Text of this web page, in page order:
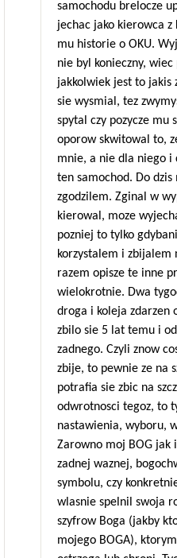
samochodu brelocze
jechac jako kierowca
mu historie o OKU.
nie byl konieczny,
jakkolwiek jest to jakis
sie wysmial, tez
spytal czy pozycze mu
oporow skwitowal to,
mnie, a nie dla niego i
ten samochod. Do
zgodzilem. Zginal w
kierowal, moze
pozniej to tylko
korzystalem i zbijalem
razem opisze te inne
wielokrotnie. Dwa
droga i koleja zdarzen
zbilo sie 5 lat temu i
zadnego. Czyli znow
zbije, to pewnie ze na
potrafia sie zbic na
odwrotnosci tegoz, to
nastawienia, wyboru,
Zarowno moj BOG jak
zadnej waznej,
symbolu, czy
wlasnie spelnil swoja
szyfrow Boga (jakby
mojego BOGA),